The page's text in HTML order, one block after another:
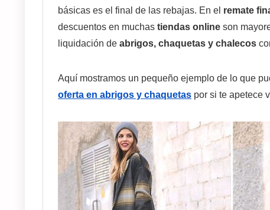
básicas es el final de las rebajas. En el remate
descuentos en muchas tiendas online son
liquidación de abrigos, chaquetas y chalecos
Aquí mostramos un pequeño ejemplo de lo que
oferta en abrigos y chaquetas por si te apetece